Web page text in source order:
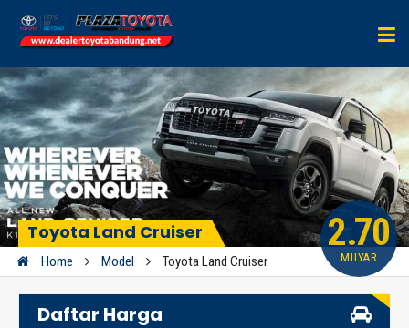
Toyota Land Cruiser
Home Model Toyota Land Cruiser
2.70
MILYAR
Daftar Harga